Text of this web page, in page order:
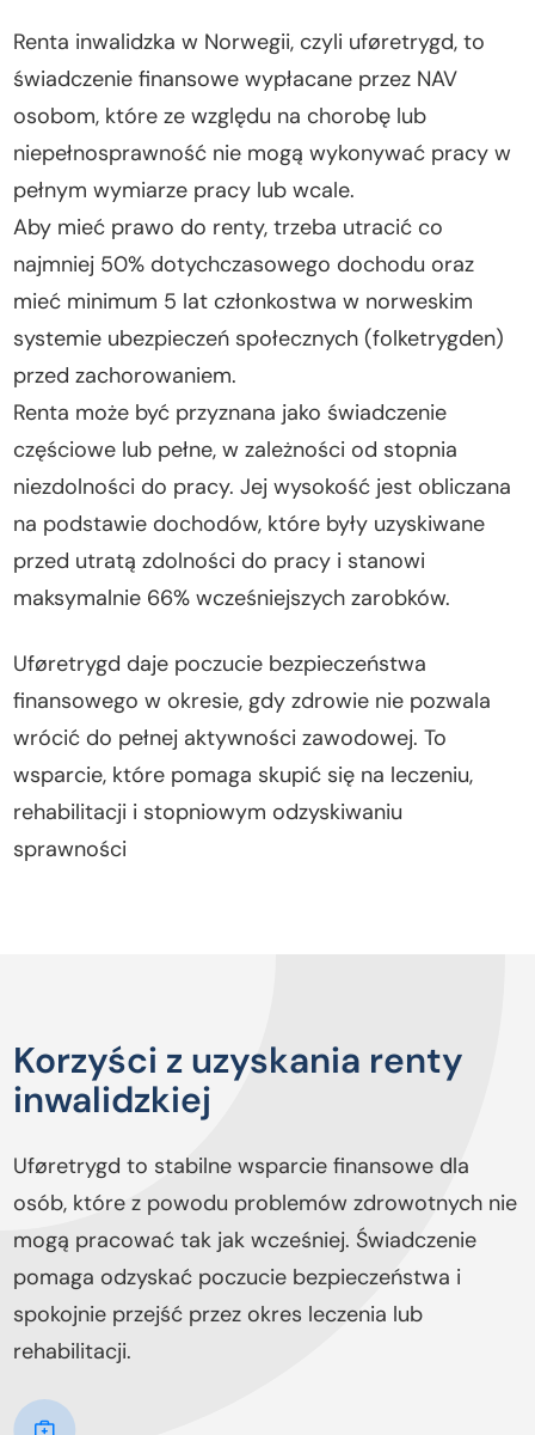
Renta inwalidzka w Norwegii, czyli uføretrygd, to
świadczenie finansowe wypłacane przez NAV
osobom, które ze względu na chorobę lub
niepełnosprawność nie mogą wykonywać pracy w
pełnym wymiarze pracy lub wcale.
Aby mieć prawo do renty, trzeba utracić co
najmniej 50% dotychczasowego dochodu oraz
mieć minimum 5 lat członkostwa w norweskim
systemie ubezpieczeń społecznych (folketrygden)
przed zachorowaniem.
Renta może być przyznana jako świadczenie
częściowe lub pełne, w zależności od stopnia
niezdolności do pracy. Jej wysokość jest obliczana
na podstawie dochodów, które były uzyskiwane
przed utratą zdolności do pracy i stanowi
maksymalnie 66% wcześniejszych zarobków.
Uføretrygd daje poczucie bezpieczeństwa
finansowego w okresie, gdy zdrowie nie pozwala
wrócić do pełnej aktywności zawodowej. To
wsparcie, które pomaga skupić się na leczeniu,
rehabilitacji i stopniowym odzyskiwaniu
sprawności
Korzyści z uzyskania renty
inwalidzkiej
Uføretrygd to stabilne wsparcie finansowe dla
osób, które z powodu problemów zdrowotnych nie
mogą pracować tak jak wcześniej. Świadczenie
pomaga odzyskać poczucie bezpieczeństwa i
spokojnie przejść przez okres leczenia lub
rehabilitacji.